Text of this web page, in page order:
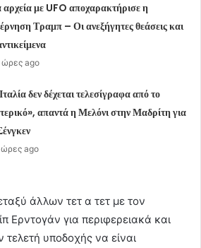
με UFO αποχαρακτήρισε η
Τραμπ – Οι ανεξήγητες θεάσεις και
ώρες ago
δεν δέχεται τελεσίγραφα από το
απαντά η Μελόνι στην Μαδρίτη για
ago
άλλων τετ α τετ με τον
Ερντογάν για περιφερειακά και
τελετή υποδοχής να είναι